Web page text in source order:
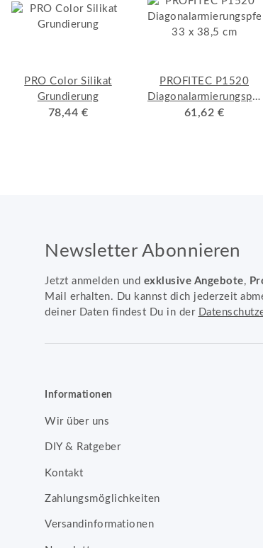
PRO Color Silikat
Grundierung
78,44 €
PROFITEC P1520
33 x 38,5 cm
61,62 €
Newsletter Abonnieren
Jetzt anmelden und exklusive Angebote,
Mail erhalten. Du kannst dich jederzeit
deiner Daten findest Du in der
Informationen
Wir über uns
DIY & Ratgeber
Kontakt
Zahlungsmöglichkeiten
Versandinformationen